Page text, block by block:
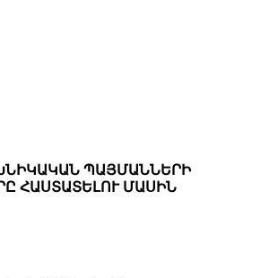
ՊԱՅՄԱՆՆԵՐԻ
ՀԱՍՏԱՏԵԼՈՒ ՄԱՍԻՆ